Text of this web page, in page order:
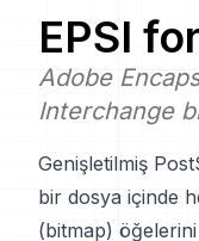
EPSI
Adobe
Interchange
Genişletilmiş
bir dosya içinde
(bitmap)